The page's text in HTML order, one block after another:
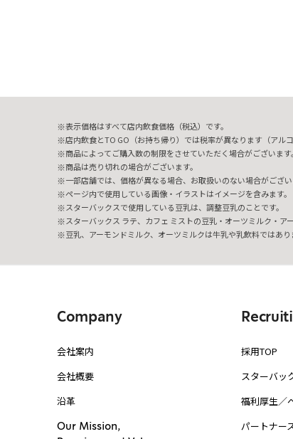
表示価格はすべて店内飲食価格（税込）です。
店内飲食とTO GO（お持ち帰り）では税率が異なります（アル
商品によってご購入数の制限をさせていただく場合がございます。
商品は売り切れの場合がございます。
一部店舗では、価格が異なる場合、お取扱いのない場合がござい
ページ内で使用している画像・イラストはイメージを含みます。
スターバックスで使用している豆乳は、調整豆乳のことです。
スターバックス ラテ、カフェ ミストの豆乳・オーツミルク・ア
豆乳、アーモンドミルク、オーツミルクは牛乳や乳飲料ではあり
Company
会社案内
会社概要
沿革
Our Mission,
採用TOP
スターバッ
福利厚生／
パートナー